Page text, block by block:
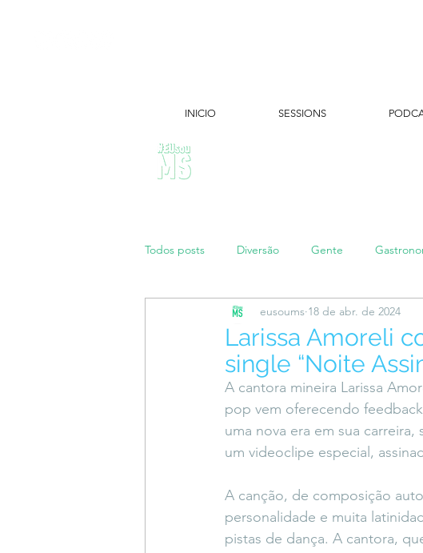
Todos posts Diversão Gente
Papo de Mãe #maratonei
Coluna do Vasques #DescomplicaLara
Saiba Direito
Larissa Amoreli
single “Noite
eusoums 18 de abr. de 2024
A cantora mineira Larissa
pop vem oferecendo
uma nova era em sua
um videoclipe especial,
A canção, de composição
personalidade e muita
pistas de dança. A cantora,
INICIO SESSIONS